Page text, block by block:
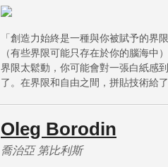
「創造力始終是一種與你被賦予的界
（有些界限可能只存在於你的腦海中
界限太鬆動，你可能會對一張白紙感
了。在界限和自由之間，拼貼技術給
Oleg Borodin
喬治亞 第比利斯